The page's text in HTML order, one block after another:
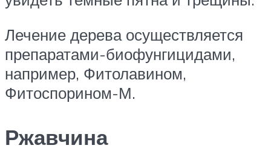
Лечение дерева осуществляется
препаратами-биофунгицидами,
например, Фитолавином,
Фитоспорином-М.
Ржавчина